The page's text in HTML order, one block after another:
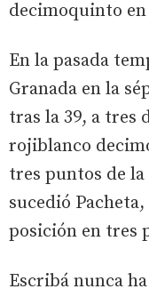
decimoquinto
En la pasada
Granada en la
tras la 39, a tres
rojiblanco
tres puntos de
sucedió
posición en tres
Escribá nunca